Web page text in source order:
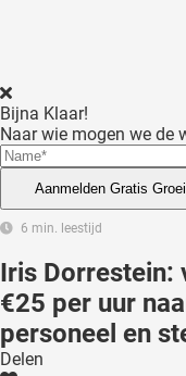
Bijna Klaar!
Naar wie mogen we de
Aanmelden Gratis Groei
6 min. leestijd
Iris Dorrestein:
€25 per uur
personeel en
Delen
en
kan de
niet